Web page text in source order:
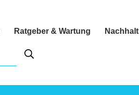
Ratgeber & Wartung